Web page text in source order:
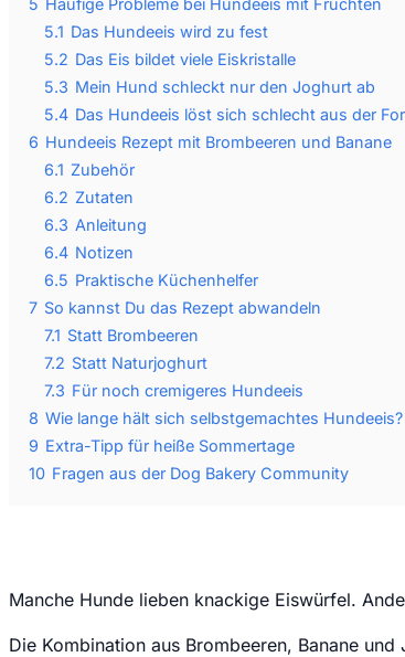
5.1 Das Hundeeis wird zu fest
5.2 Das Eis bildet viele Eiskristalle
5.3 Mein Hund schleckt nur den Joghurt ab
5.4 Das Hundeeis löst sich schlecht aus der
6 Hundeeis Rezept mit Brombeeren und Banane
6.1 Zubehör
6.2 Zutaten
6.3 Anleitung
6.4 Notizen
6.5 Praktische Küchenhelfer
7 So kannst Du das Rezept abwandeln
7.1 Statt Brombeeren
7.2 Statt Naturjoghurt
7.3 Für noch cremigeres Hundeeis
8 Wie lange hält sich selbstgemachtes Hundeeis?
9 Extra-Tipp für heiße Sommertage
10 Fragen aus der Dog Bakery Community
Manche Hunde lieben knackige Eiswürfel.
Die Kombination aus Brombeeren, Banane